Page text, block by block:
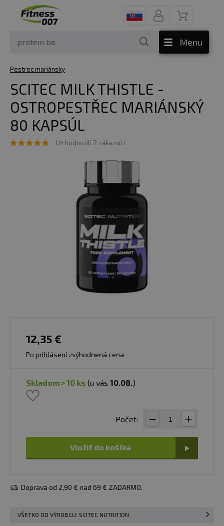
Menu
Pestrec mariánsky
SCITEC MILK THISTLE -
OSTROPESTŘEC MARIÁNSKÝ
80 KAPSÚL
Už hodnotili 2 zákazníci
12,35 €
Po prihlásenízvýhodnená cena
skladom > 10 ks (u vás 10.08.)
Počet:
Vložiť do košíka
Doprava od 2,90 € nad 69 € ZADARMO.
VŠETKO OD VÝROBCU: SCITEC NUTRITION